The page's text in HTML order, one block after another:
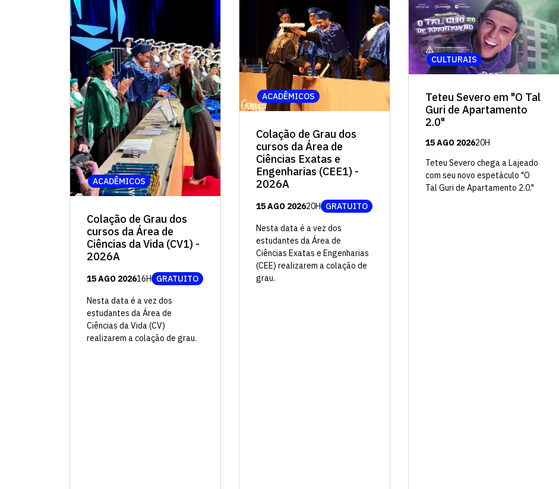
ACADÊMICOS
Colação de Grau dos
cursos da Área de
Ciências da Vida (CV1) -
2026A
15 AGO 202616H GRATUITO
Nesta data é a vez dos
estudantes da Área de
Ciências da Vida (CV)
realizarem a colação de grau.
ACADÊMICOS
Colação de Grau dos
cursos da Área de
Ciências Exatas e
Engenharias (CEE1) -
2026A
15 AGO 202620H GRATUITO
Nesta data é a vez dos
estudantes da Área de
Ciências Exatas e Engenharias
(CEE) realizarem a colação de
grau.
CULTURAIS
Teteu Severo em "O Tal
Guri de Apartamento
2.0"
15 AGO 202620H
Teteu Severo chega a Lajeado
com seu novo espetáculo "O
Tal Guri de Apartamento 2.0."